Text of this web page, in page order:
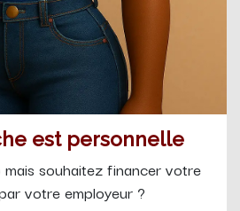
est personnelle
souhaitez financer votre
votre employeur ?